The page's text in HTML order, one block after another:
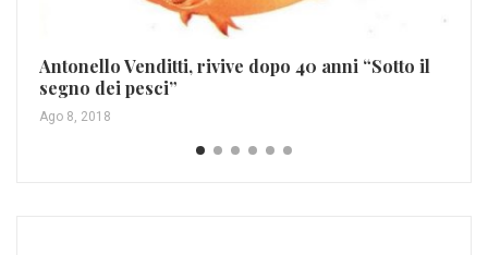
Antonello Venditti, rivive dopo 40 anni “Sotto il
segno dei pesci”
Ago 8, 2018